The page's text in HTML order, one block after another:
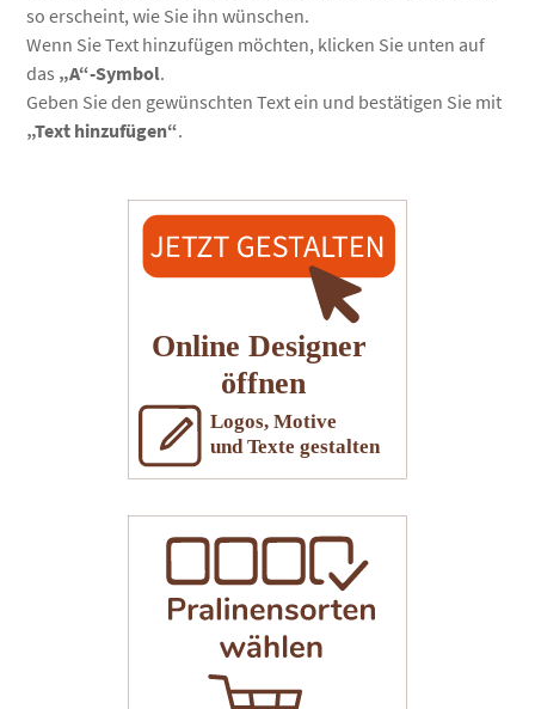
so erscheint, wie Sie ihn wünschen.
Wenn Sie Text hinzufügen möchten, klicken Sie unten auf
das „A“-Symbol.
Geben Sie den gewünschten Text ein und bestätigen Sie mit
„Text hinzufügen“.